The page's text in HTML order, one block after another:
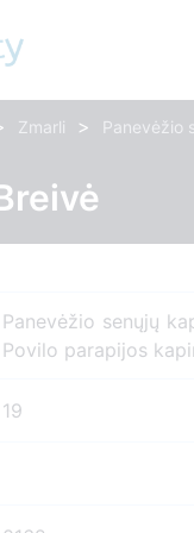
Zmarli > Panevėžio
Panevėžio senųjų
Povilo parapijos
19